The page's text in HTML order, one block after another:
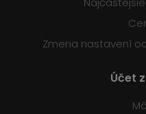
Zmena nastavení
Účet